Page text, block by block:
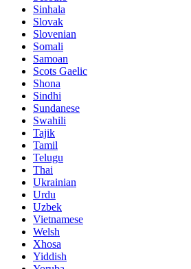
Sinhala
Slovak
Slovenian
Somali
Samoan
Scots Gaelic
Shona
Sindhi
Sundanese
Swahili
Tajik
Tamil
Telugu
Thai
Ukrainian
Urdu
Uzbek
Vietnamese
Welsh
Xhosa
Yiddish